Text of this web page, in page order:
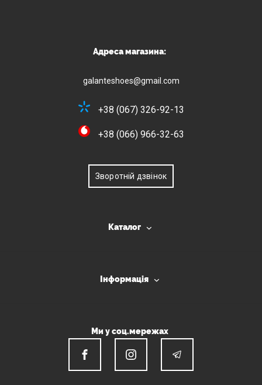
Адреса магазина:
galanteshoes@gmail.com
+38 (067) 326-92-13
+38 (066) 966-32-63
Зворотній дзвінок
Каталог
Інформація
Ми у соц.мережах